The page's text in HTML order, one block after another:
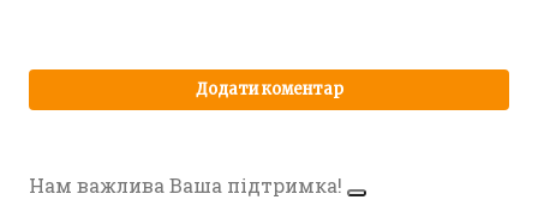
Нам важлива Ваша підтримка!